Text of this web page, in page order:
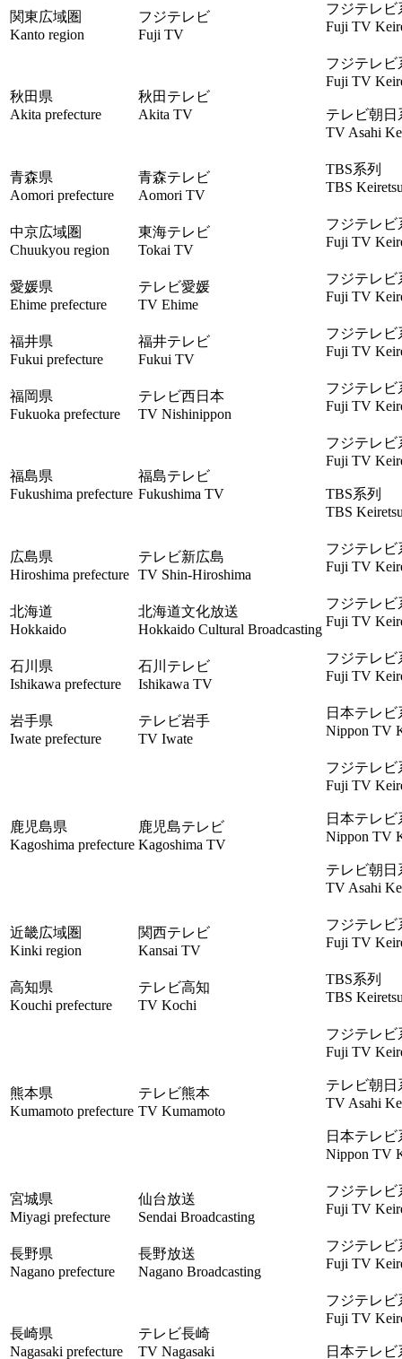
関東広域圏
Kanto region
フジテレビ
Fuji TV
フジテレビ
Fuji TV
秋田県
Akita prefecture
秋田テレビ
Akita TV
フジテレビ
Fuji TV
テレビ朝日
TV Asahi
青森県
Aomori prefecture
青森テレビ
Aomori TV
TBS系列
TBS
中京広域圏
Chuukyou region
東海テレビ
Tokai TV
フジテレビ
Fuji TV
愛媛県
Ehime prefecture
テレビ愛媛
TV Ehime
フジテレビ
Fuji TV
福井県
Fukui prefecture
福井テレビ
Fukui TV
フジテレビ
Fuji TV
福岡県
Fukuoka prefecture
テレビ西日本
TV Nishinippon
フジテレビ
Fuji TV
福島県
Fukushima prefecture
福島テレビ
Fukushima TV
フジテレビ
Fuji TV
TBS系列
TBS
広島県
Hiroshima prefecture
テレビ新広島
TV Shin-Hiroshima
フジテレビ
Fuji TV
北海道
Hokkaido
北海道文化放送
Hokkaido Cultural Broadcasting
フジテレビ
Fuji TV
石川県
Ishikawa prefecture
石川テレビ
Ishikawa TV
フジテレビ
Fuji TV
岩手県
Iwate prefecture
テレビ岩手
TV Iwate
日本テレビ
Nippon TV
鹿児島県
Kagoshima prefecture
鹿児島テレビ
Kagoshima TV
フジテレビ
Fuji TV
日本テレビ
Nippon TV
テレビ朝日
TV Asahi
近畿広域圏
Kinki region
関西テレビ
Kansai TV
フジテレビ
Fuji TV
高知県
Kouchi prefecture
テレビ高知
TV Kochi
TBS系列
TBS
熊本県
Kumamoto prefecture
テレビ熊本
TV Kumamoto
フジテレビ
Fuji TV
テレビ朝日
TV Asahi
日本テレビ
Nippon TV
宮城県
Miyagi prefecture
仙台放送
Sendai Broadcasting
フジテレビ
Fuji TV
長野県
Nagano prefecture
長野放送
Nagano Broadcasting
フジテレビ
Fuji TV
長崎県
Nagasaki prefecture
テレビ長崎
TV Nagasaki
フジテレビ
Fuji TV
日本テレビ